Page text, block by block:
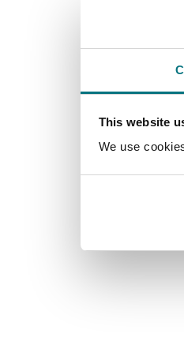
This website
We use